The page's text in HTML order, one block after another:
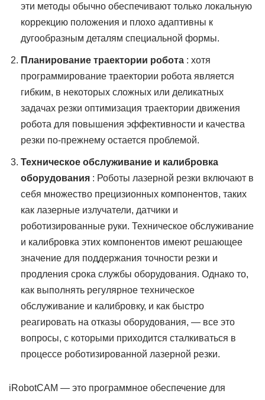
эти методы обычно обеспечивают только локальную
коррекцию положения и плохо адаптивны к
дугообразным деталям специальной формы.
Планирование траектории робота : хотя
программирование траектории робота является
гибким, в некоторых сложных или деликатных
задачах резки оптимизация траектории движения
робота для повышения эффективности и качества
резки по-прежнему остается проблемой.
Техническое обслуживание и калибровка
оборудования : Роботы лазерной резки включают в
себя множество прецизионных компонентов, таких
как лазерные излучатели, датчики и
роботизированные руки. Техническое обслуживание
и калибровка этих компонентов имеют решающее
значение для поддержания точности резки и
продления срока службы оборудования. Однако то,
как выполнять регулярное техническое
обслуживание и калибровку, и как быстро
реагировать на отказы оборудования, — все это
вопросы, с которыми приходится сталкиваться в
процессе роботизированной лазерной резки.
iRobotCAM — это программное обеспечение для